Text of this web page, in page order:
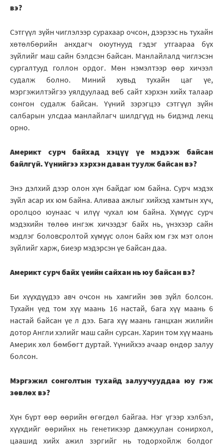
вэ?
Сэтгүүл зүйн чиглэлээр сурахаар очсон, дээрээс нь тухайн
хөтөлбөрийн анхдагч оюутнууд гэдэг утгаараа бүх
зүйлийг маш сайн бэлдсэн байсан. Манлайлалд чиглэсэн
сургалтууд голлон ордог. Мөн нэмэлтээр өөр хичээл
судалж болно. Миний хувьд тухайн цаг үе,
мэргэжилтэйгээ уялдуулаад веб сайт хэрхэн хийх талаар
сонгон судалж байсан. Үүний зэрэгцээ сэтгүүл зүйн
салбарын улсдаа манлайлагч шилдгүүд нь бидэнд лекц
орно.
Америкт сурч байхад хэцүү үе мэдээж байсан
байлгүй. Үүнийгээ хэрхэн даван туулж байсан вэ?
Энэ дэлхий дээр олон хүн байдаг юм байна. Сурч мэдэх
зүйл асар их юм байна. Аливаа ажлыг хийхэд хамтын хүч,
оролцоо юунаас ч илүү чухал юм байна. Хүмүүс сурч
мэдэхийн төлөө ингэж хичээдэг байх нь, үнэхээр сайн
мэдлэг боловсролтой хүмүүс олон байх юм гэх мэт олон
зүйлийг харж, биеэр мэдэрсэн үе байсан даа.
Америкт сурч байх үеийн сайхан нь юу байсан вэ?
Би хүүхдүүдээ авч очсон нь хамгийн зөв зүйл болсон.
Тухайн үед том хүү маань 16 настай, бага хүү маань 6
настай байсан үе л дээ. Бага хүү маань ганцхан жилийн
дотор Англи хэлийг маш сайн сурсан. Харин том хүү маань
Америк хөл бөмбөгт дуртай. Үүнийхээ ачаар өндөр залуу
болсон.
Мэргэжил сонголтын тухайд залуучууддаа юу гэж
зөвлөх вэ?
Хүн бүрт өөр өөрийн өгөгдөл байгаа. Нэг үгээр хэлбэл,
хүүхдийг өөрийнх нь генетикээр дамжуулан сонирхол,
цаашид хийх ажил зэргийг нь тодорхойлж болдог